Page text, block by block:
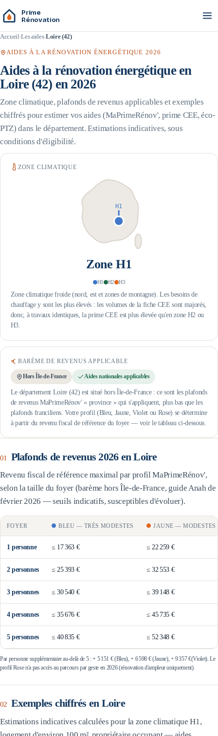
Prime
Rénovation
Accueil Les aides Loire (42)
AIDES À LA RÉNOVATION ÉNERGÉTIQUE 2026
Aides à la rénovation énergétique en
Loire(42) en 2026
Zone climatique, plafonds de revenus applicables et exemples
chiffrés pour estimer vos aides (MaPrimeRénov', prime CEE, éco-
PTZ) dans le département. Estimations indicatives, sous
conditions d'éligibilité.
ZONE CLIMATIQUE
H1
ZoneH1
H1 H2 H3
Zone climatique froide (nord, est et zones de montagne). Les besoins de
chauffage y sont les plus élevés : les volumes de la fiche CEE sont majorés,
donc, à travaux identiques, la prime CEE est plus élevée qu'en zone H2 ou
H3.
BARÈME DE REVENUS APPLICABLE
Hors Île-de-France Aides nationales applicables
Le département Loire (42) est situé hors Île-de-France : ce sont les plafonds
de revenus MaPrimeRénov' « province » qui s'appliquent, plus bas que les
plafonds franciliens. Votre profil (Bleu, Jaune, Violet ou Rose) se détermine
à partir du revenu fiscal de référence du foyer — voir le tableau ci-dessous.
01 Plafonds de revenus 2026 en Loire
Revenu fiscal de référence maximal par profil MaPrimeRénov',
selon la taille du foyer (barème hors Île-de-France, guide Anah de
février 2026 — seuils indicatifs, susceptibles d'évoluer).
FOYER BLEU — TRÈS MODESTES JAUNE —MODESTES
1 personne ≤ 17 363 € ≤ 22 259 €
2personnes ≤ 25 393 € ≤32 553 €
3personnes ≤30 540 € ≤39 148 €
4personnes ≤35 676 € ≤45 735 €
5personnes ≤40 835 € ≤52 348 €
Par personne supplémentaire au-delà de 5 : + 5 151 €(Bleu), + 6 598 €(Jaune), + 9 357 €(Violet). Le
profil Rose n'a pas accès au parcours par geste en 2026 (rénovation d'ampleur uniquement).
02 Exemples chiffrés en Loire
Estimations indicatives calculées pour la zone climatique H1 ,